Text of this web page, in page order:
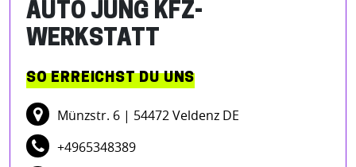
AUTO JUNG KFZ-
WERKSTATT
SO ERREICHST DU UNS
Münzstr. 6 | 54472 Veldenz DE
+4965348389